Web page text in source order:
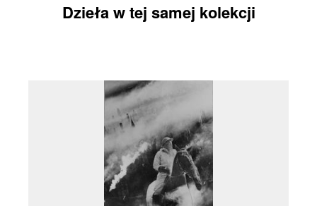
Dzieła w tej samej kolekcji